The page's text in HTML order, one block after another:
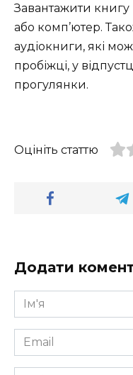
Завантажити
або комп’ютер.
аудіокниги, які
пробіжці, у
прогулянки.
Оцініть статтю
Додати
Ім'я
*
Email
*